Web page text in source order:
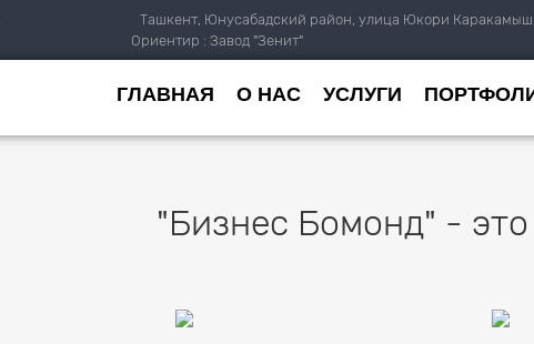
Ташкент, Юнусабадский район, улица Юкори
Ориентир : Завод "Зенит"
ГЛАВНАЯ О НАС УСЛУГИ
"Бизнес Бомонд" - это